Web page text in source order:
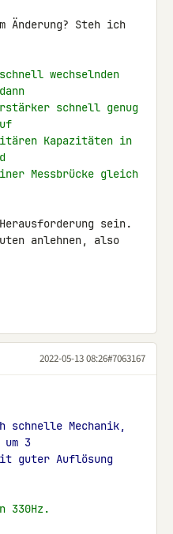
Änderung? Steh ich
wechselnden
schnell genug
Kapazitäten in
Messbrücke gleich
sein.
anlehnen, also
2022-05-13 08:26#7063167
schnelle Mechanik,
3
guter Auflösung
330Hz.